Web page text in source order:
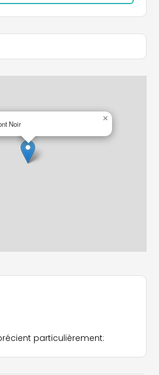
Noir
×
particulièrement: